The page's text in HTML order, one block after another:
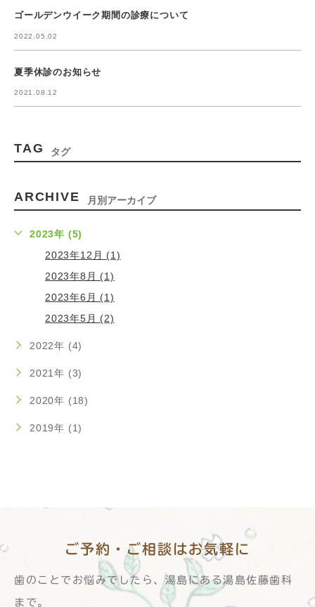
ゴールデンウイーク期間の診療について
2022.05.02
夏季休診のお知らせ
2021.08.12
TAG タグ
ARCHIVE 月別アーカイブ
2023年 (5)
2023年12月 (1)
2023年8月 (1)
2023年6月 (1)
2023年5月 (2)
2022年 (4)
2021年 (3)
2020年 (18)
2019年 (1)
ご予約・ご相談は お気軽に
歯のことでお悩みでしたら、湯島にある湯島佐藤歯科
まで。